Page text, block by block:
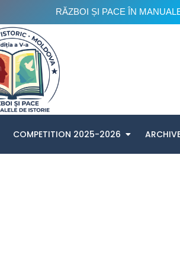
RĂZBOI ȘI PACE ÎN
COMPETITION 2025-2026